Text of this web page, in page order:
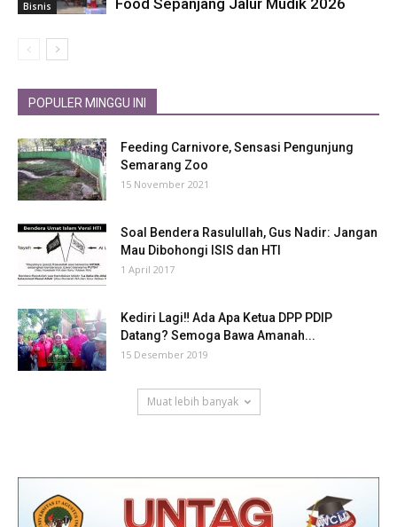
Bisnis Food Sepanjang Jalur Mudik 2026
POPULER MINGGU INI
Feeding Carnivore, Sensasi Pengunjung
Semarang Zoo
15 November 2021
Soal Bendera Rasulullah, Gus Nadir: Jangan
Mau Dibohongi ISIS dan HTI
1 April 2017
Kediri Lagi‼ Ada Apa Ketua DPP PDIP
Datang? Semoga Bawa Amanah...
15 Desember 2019
Muat lebih banyak